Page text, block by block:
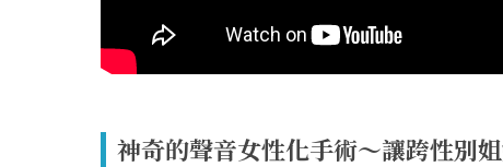
神奇的聲音女性化手術～讓跨性別